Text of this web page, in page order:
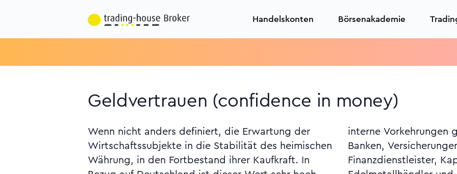
Handelskonten Börsenakademie
Geldvertrauen (confidence in money)
Wenn nicht anders definiert, die Erwartung der
Wirtschaftssubjekte in die Stabilität des heimischen
Währung, in den Fortbestand ihrer Kaufkraft. In
interne Vorkehrungen gegen Geldwäsche vor allem
Banken, Versicherungen, Versteigerer,
Finanzdienstleister, Kapitalanlagegesellschaften,